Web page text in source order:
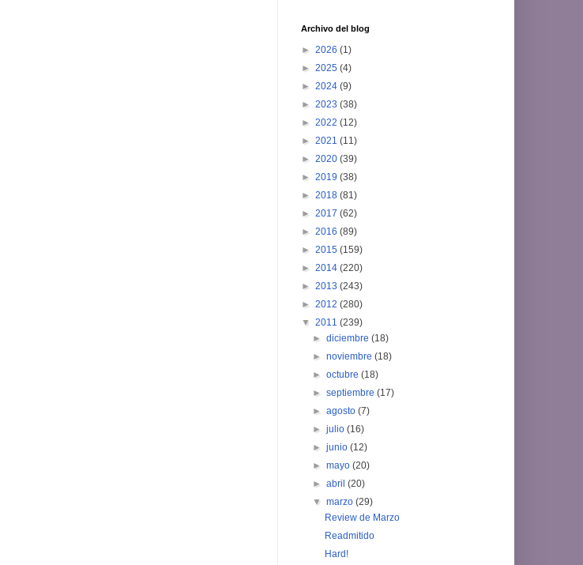
Archivo del blog
► 2026 (1)
► 2025 (4)
► 2024 (9)
► 2023 (38)
► 2022 (12)
► 2021 (11)
► 2020 (39)
► 2019 (38)
► 2018 (81)
► 2017 (62)
► 2016 (89)
► 2015 (159)
► 2014 (220)
► 2013 (243)
► 2012 (280)
▼ 2011 (239)
►diciembre(18)
►noviembre(18)
►octubre(18)
►septiembre(17)
►agosto(7)
►julio(16)
►junio(12)
►mayo(20)
►abril(20)
▼marzo(29)
Review de Marzo
Readmitido
Hard!